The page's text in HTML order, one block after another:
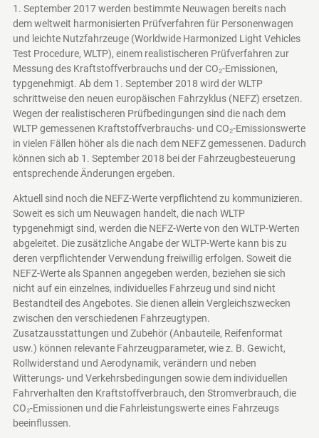
1. September 2017 werden bestimmte Neuwagen bereits nach
dem weltweit harmonisierten Prüfverfahren für Personenwagen
und leichte Nutzfahrzeuge (Worldwide Harmonized Light Vehicles
Test Procedure, WLTP), einem realistischeren Prüfverfahren zur
Messung des Kraftstoffverbrauchs und der CO₂-Emissionen,
typgenehmigt. Ab dem 1. September 2018 wird der WLTP
schrittweise den neuen europäischen Fahrzyklus (NEFZ) ersetzen.
Wegen der realistischeren Prüfbedingungen sind die nach dem
WLTP gemessenen Kraftstoffverbrauchs- und CO₂-Emissionswerte
in vielen Fällen höher als die nach dem NEFZ gemessenen. Dadurch
können sich ab 1. September 2018 bei der Fahrzeugbesteuerung
entsprechende Änderungen ergeben.
Aktuell sind noch die NEFZ-Werte verpflichtend zu kommunizieren.
Soweit es sich um Neuwagen handelt, die nach WLTP
typgenehmigt sind, werden die NEFZ-Werte von den WLTP-Werten
abgeleitet. Die zusätzliche Angabe der WLTP-Werte kann bis zu
deren verpflichtender Verwendung freiwillig erfolgen. Soweit die
NEFZ-Werte als Spannen angegeben werden, beziehen sie sich
nicht auf ein einzelnes, individuelles Fahrzeug und sind nicht
Bestandteil des Angebotes. Sie dienen allein Vergleichszwecken
zwischen den verschiedenen Fahrzeugtypen.
Zusatzausstattungen und Zubehör (Anbauteile, Reifenformat
usw.) können relevante Fahrzeugparameter, wie z. B. Gewicht,
Rollwiderstand und Aerodynamik, verändern und neben
Witterungs- und Verkehrsbedingungen sowie dem individuellen
Fahrverhalten den Kraftstoffverbrauch, den Stromverbrauch, die
CO₂-Emissionen und die Fahrleistungswerte eines Fahrzeugs
beeinflussen.